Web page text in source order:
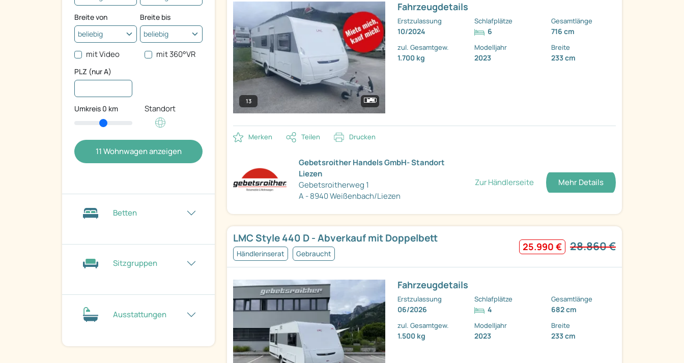
13
Fahrzeugdetails
Erstzulassung
10/2024
Schlafplätze
6
Gesamtlänge
716 cm
zul. Gesamtgew.
1.700 kg
Modelljahr
2023
Breite
233 cm
Merken Teilen Drucken
Gebetsroither Handels GmbH- Standort
Liezen
Gebetsroitherweg 1
A - 8940 Weißenbach/Liezen
Zur Händlerseite Mehr Details
LMC Style 440 D - Abverkauf mit Doppelbett
Händlerinserat Gebraucht
25.990 € 28.860 €
Fahrzeugdetails
Erstzulassung
06/2026
Schlafplätze
4
Gesamtlänge
682 cm
zul. Gesamtgew.
1.500 kg
Modelljahr
2023
Breite
233 cm
Breite von Breite bis
mit Video mit 360°VR
PLZ (nur A)
Umkreis 0 km Standort
11Wohnwagen anzeigen
Betten
Sitzgruppen
Ausstattungen